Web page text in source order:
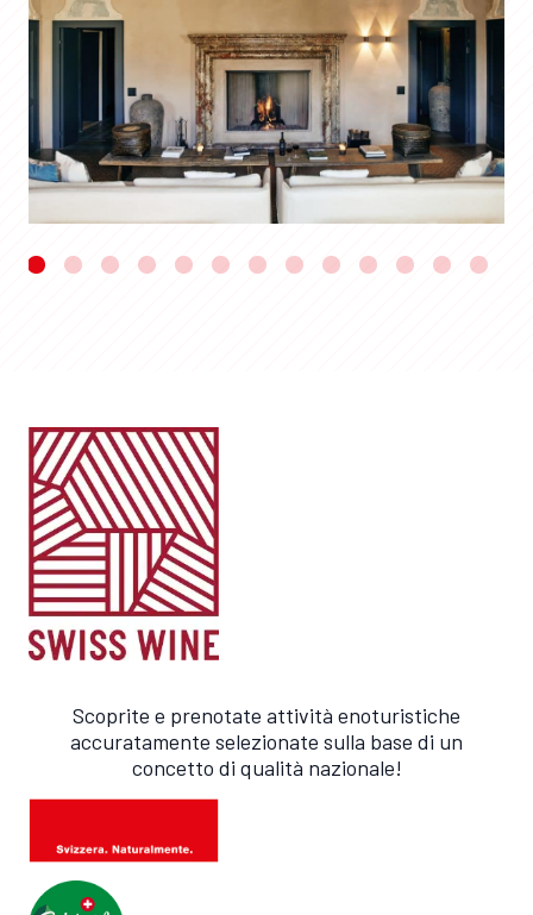
Scoprite e prenotate attività enoturistiche
accuratamente selezionate sulla base di un
concetto di qualità nazionale!